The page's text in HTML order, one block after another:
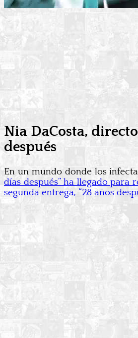
Nia DaCosta,
después
En un mundo donde los
días después” ha llegado
segunda entrega, “28 años